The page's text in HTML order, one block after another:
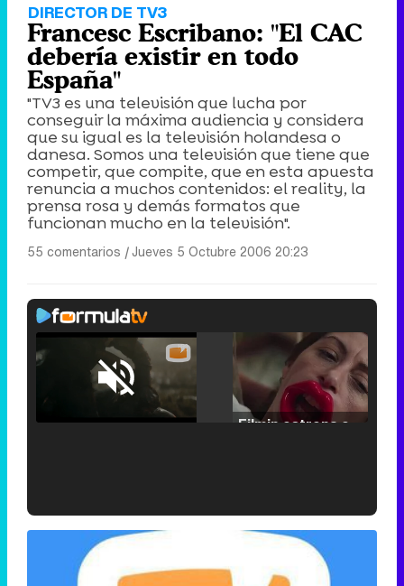
DIRECTOR DE TV3
Francesc Escribano: "El CAC
debería existir en todo
España"
"TV3 es una televisión que lucha por
conseguir la máxima audiencia y considera
que su igual es la televisión holandesa o
danesa. Somos una televisión que tiene que
competir, que compite, que en esta apuesta
renuncia a muchos contenidos: el reality, la
prensa rosa y demás formatos que
funcionan mucho en la televisión".
55 comentarios |Jueves 5 Octubre 2006 20:23
Unmute /
'120 Minutos' celebra sus 2.000 programas en Telemadrid con un vídeo del día a día en la redacción